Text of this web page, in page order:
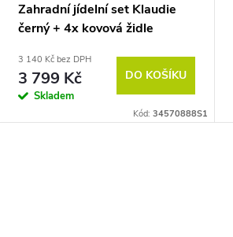
Zahradní jídelní set Klaudie
černý + 4x kovová židle
3 140 Kč bez DPH
3 799 Kč
Skladem
DO KOŠÍKU
Kód: 34570888S1